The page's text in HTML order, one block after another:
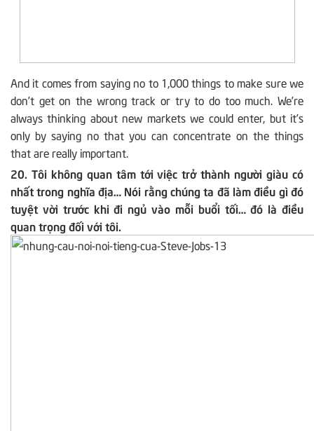
And it comes from saying no to 1,000 things to make sure we
don’t get on the wrong track or try to do too much. We’re
always thinking about new markets we could enter, but it’s
only by saying no that you can concentrate on the things
that are really important.
20. Tôi không quan tâm tới việc trở thành người giàu có
nhất trong nghĩa địa… Nói rằng chúng ta đã làm điều gì đó
tuyệt vời trước khi đi ngủ vào mỗi buổi tối… đó là điều
quan trọng đối với tôi.